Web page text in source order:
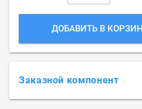
ДОБАВИТЬ В
Заказной компонент